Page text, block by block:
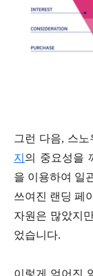
그런 다음, 스
지 의 중요성을
을 이용하여 일
쓰여진 랜딩 페
자원은 많았지
었습니다.